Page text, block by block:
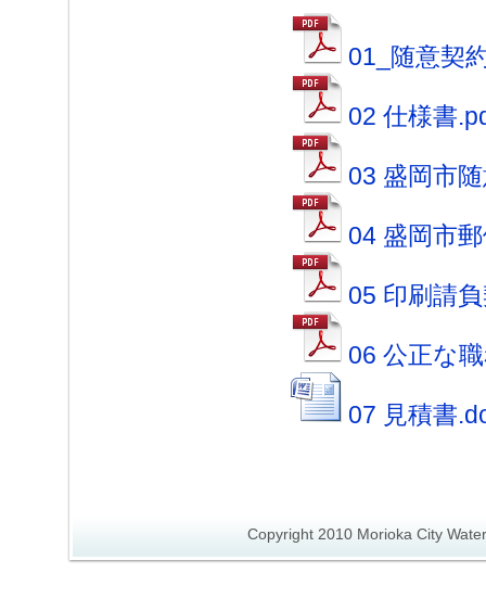
01_随意契
02 仕様書
03 盛岡市
04 盛岡市
05 印刷請
06 公正な
07 見積書
Copyright 2010 Morioka City